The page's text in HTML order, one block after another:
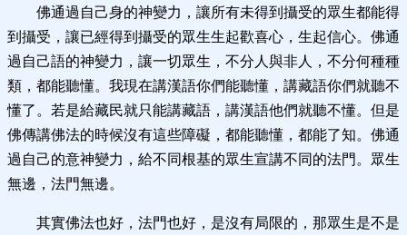
佛通過自己身的神變力，讓所有未得到攝受的眾生都能得
到攝受，讓已經得到攝受的眾生生起歡喜心，生起信心。佛通
過自己語的神變力，讓一切眾生，不分人與非人，不分何種種
類，都能聽懂。我現在講漢語你們能聽懂，講藏語你們就聽不
懂了。若是給藏民就只能講藏語，講漢語他們就聽不懂。但是
佛傳講佛法的時候沒有這些障礙，都能聽懂，都能了知。佛通
過自己的意神變力，給不同根基的眾生宣講不同的法門。眾生
無邊，法門無邊。
其實佛法也好，法門也好，是沒有局限的，那眾生是不是